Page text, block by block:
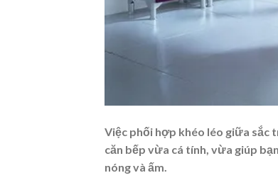
Việc phối hợp khéo léo giữa sắc
căn bếp vừa cá tính, vừa giúp
nóng và ấm.